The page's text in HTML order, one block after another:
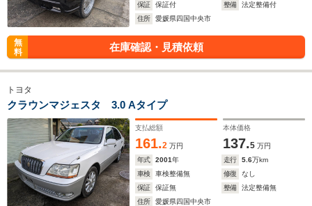
保証
保証付 整備
法定整備付
住所
愛媛県四国中央市
無
料
在庫確認・見積依頼
トヨタ
クラウンマジェスタ 3.0 Aタイプ
支払総額
161.2 万円
本体価格
137.5 万円
年式
2001年 走行 5.6万km
車検
車検整備無 修復
なし
保証
保証無 整備
法定整備無
住所
愛媛県四国中央市